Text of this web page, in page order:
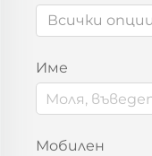
Всички опции
Име
Мобилен